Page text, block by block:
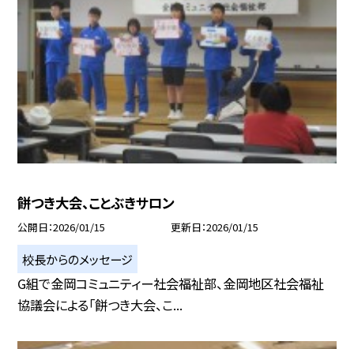
餅つき大会、ことぶきサロン
公開日 2026/01/15 更新日 2026/01/15
校長からのメッセージ
G組で金岡コミュニティー社会福祉部、金岡地区社会福祉
協議会による「餅つき大会、こ...